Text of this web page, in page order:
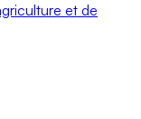
et de